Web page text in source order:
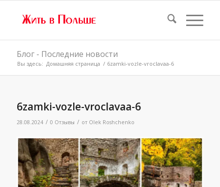
Блог - Последние новости
Вы здесь: Домашняя страница / 6zamki-vozle-vroclavaa-6
6zamki-vozle-vroclavaa-6
28.08.2024 / 0 Отзывы / от Olek Roshchenko